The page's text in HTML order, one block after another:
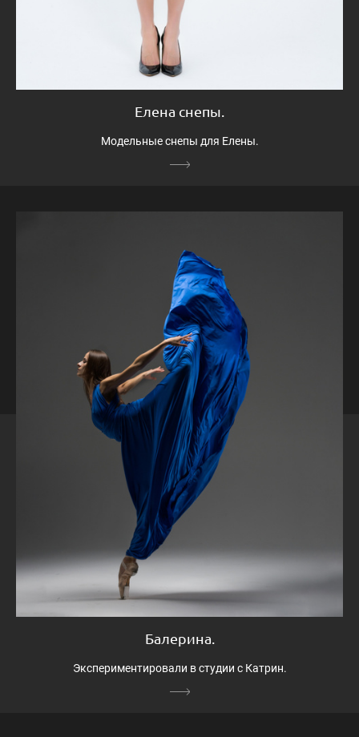
Елена снепы.
Модельные снепы для Елены.
Балерина.
Экспериментировали в студии с Катрин.